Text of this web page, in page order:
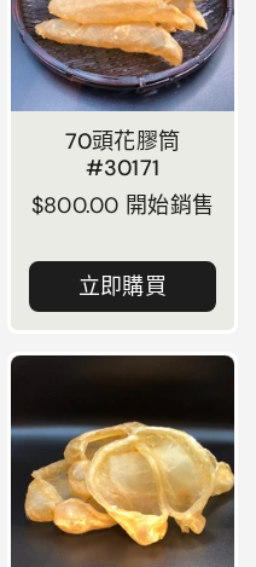
70頭花膠筒
#30171
正常價格
$800.00 開始銷售
立即購買